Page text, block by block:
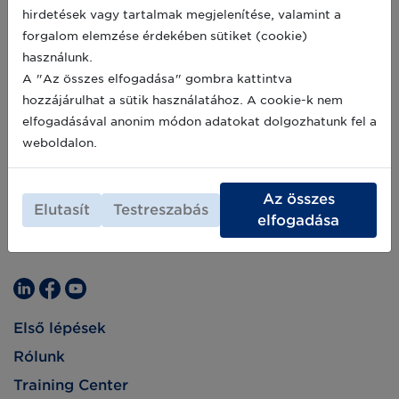
Archív hírek >>
Első lépések
Rólunk
Training Center
hirdetések vagy tartalmak megjelenítése, valamint a
forgalom elemzése érdekében sütiket (cookie)
használunk.
A "Az összes elfogadása" gombra kattintva
hozzájárulhat a sütik használatához. A cookie-k nem
elfogadásával anonim módon adatokat dolgozhatunk fel a
weboldalon.
Elutasít Testreszabás
Az összes
elfogadása